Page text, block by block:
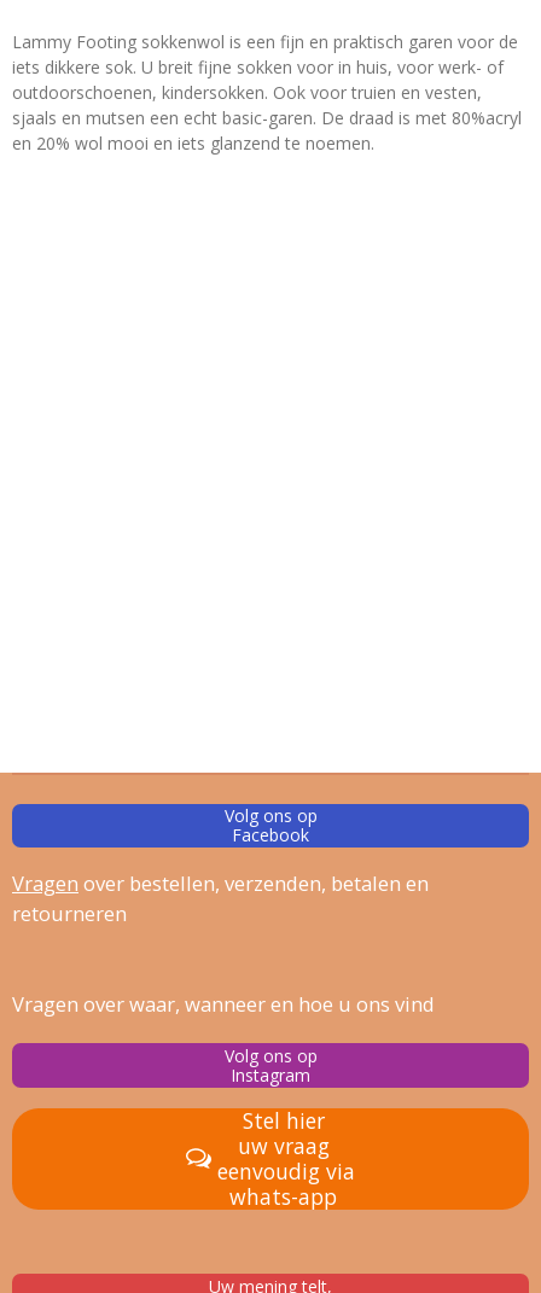
Lammy Footing sokkenwol is een fijn en praktisch garen voor de
iets dikkere sok. U breit fijne sokken voor in huis, voor werk- of
outdoorschoenen, kindersokken. Ook voor truien en vesten,
sjaals en mutsen een echt basic-garen. De draad is met 80%acryl
en 20% wol mooi en iets glanzend te noemen.
Volg ons op
Facebook
Vragen over bestellen, verzenden, betalen en
retourneren
Vragen over waar, wanneer en hoe u ons vind
Volg ons op
Instagram
Stel hier
uw vraag
eenvoudig via
whats-app
Uw mening telt,